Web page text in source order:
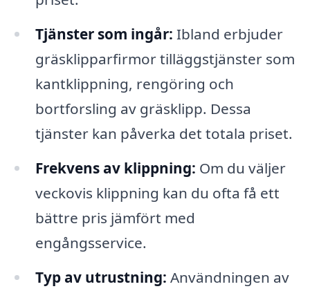
Tjänster som ingår: Ibland erbjuder
gräsklipparfirmor tilläggstjänster som
kantklippning, rengöring och
bortforsling av gräsklipp. Dessa
tjänster kan påverka det totala priset.
Frekvens av klippning: Om du väljer
veckovis klippning kan du ofta få ett
bättre pris jämfört med
engångsservice.
Typ av utrustning: Användningen av